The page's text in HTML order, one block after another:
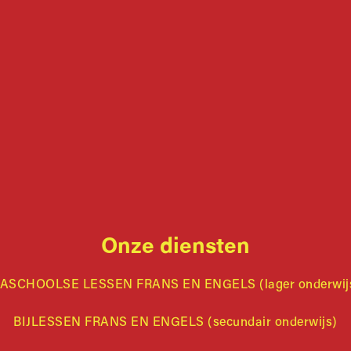
Onze diensten
LESSEN FRANS EN ENGELS (lager
BIJLESSEN FRANS EN ENGELS (secundair onderwijs)